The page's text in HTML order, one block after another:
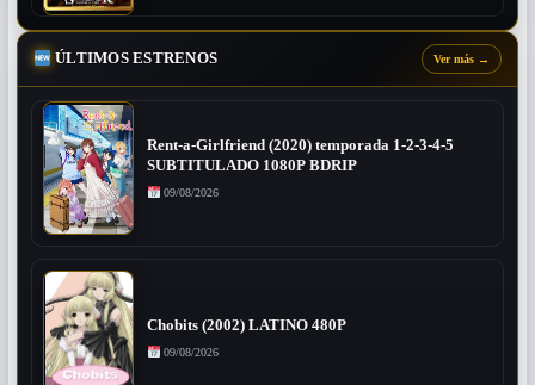
ÚLTIMOS ESTRENOS Ver más →
Rent-a-Girlfriend (2020) temporada 1-2-3-4-5
SUBTITULADO 1080P BDRIP
09/08/2026
Chobits (2002) LATINO 480P
09/08/2026